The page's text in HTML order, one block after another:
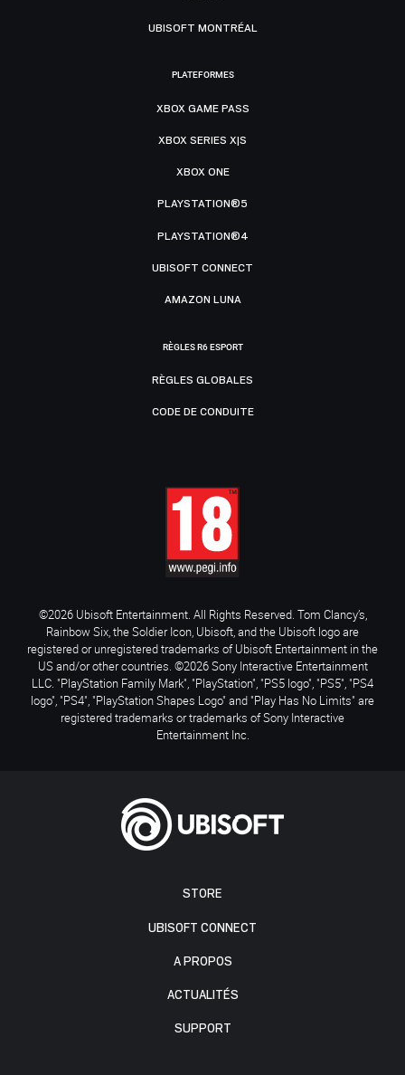
STORE
UBISOFT CONNECT
A PROPOS
ACTUALITÉS
SUPPORT
UBISOFT MONTRÉAL
PLATEFORMES
XBOX GAME PASS
XBOX SERIES X|S
XBOX ONE
PLAYSTATION®5
PLAYSTATION®4
UBISOFT CONNECT
AMAZON LUNA
RÈGLES R6 ESPORT
RÈGLES GLOBALES
CODE DE CONDUITE
©2026 Ubisoft Entertainment. All Rights Reserved. Tom Clancy’s,
Rainbow Six, the Soldier Icon, Ubisoft, and the Ubisoft logo are
registered or unregistered trademarks of Ubisoft Entertainment in the
US and/or other countries. ©2026 Sony Interactive Entertainment
LLC. "PlayStation Family Mark", "PlayStation", "PS5 logo", "PS5", "PS4
logo", "PS4", "PlayStation Shapes Logo" and "Play Has No Limits" are
registered trademarks or trademarks of Sony Interactive
Entertainment Inc.